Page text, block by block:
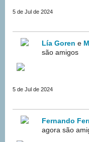
5 de Jul de 2024
Lía Goren e
são amigos
5 de Jul de 2024
Fernando
agora são